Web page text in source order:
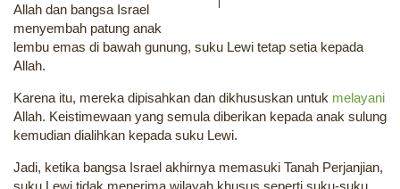
Allah dan bangsa Israel
menyembah patung anak
lembu emas di bawah gunung, suku Lewi tetap setia kepada
Allah.
Karena itu, mereka dipisahkan dan dikhususkan untuk melayani
Allah. Keistimewaan yang semula diberikan kepada anak sulung
kemudian dialihkan kepada suku Lewi.
Jadi, ketika bangsa Israel akhirnya memasuki Tanah Perjanjian,